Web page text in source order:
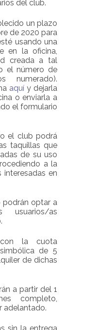
del club.
un plazo
de 2020 para
usando una
en la oficina,
creada a tal
el número de
numerado).
aquí y dejarla
o enviarla a
el formulario
el club podrá
taquillas que
de su uso
a la
en
podrán optar a
as
la cuota
de 5
de dichas
a partir del 1
completo,
adelantado.
sin la entrega